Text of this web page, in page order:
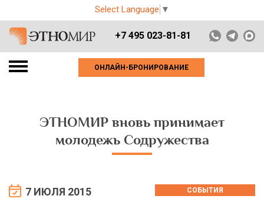
Select Language ▼
+7 495 023-81-81
ОНЛАЙН-БРОНИРОВАНИЕ
ЭТНОМИР вновь принимает
молодежь Содружества
7 ИЮЛЯ 2015 СОБЫТИЯ